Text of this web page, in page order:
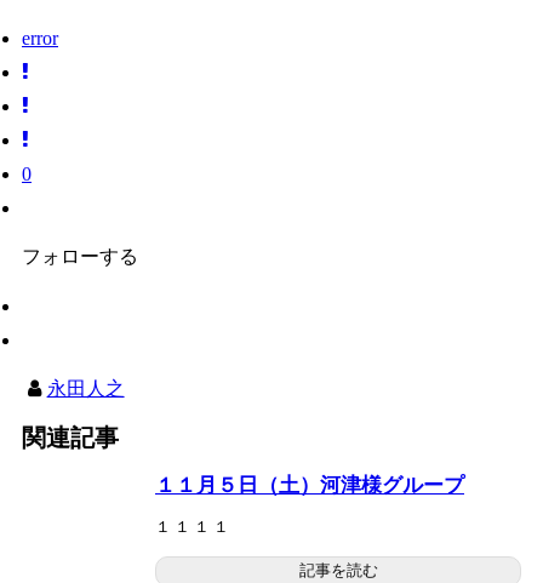
error
0
フォローする
永田人之
関連記事
１１月５日（土）河津様グループ
１ １ １ １
記事を読む